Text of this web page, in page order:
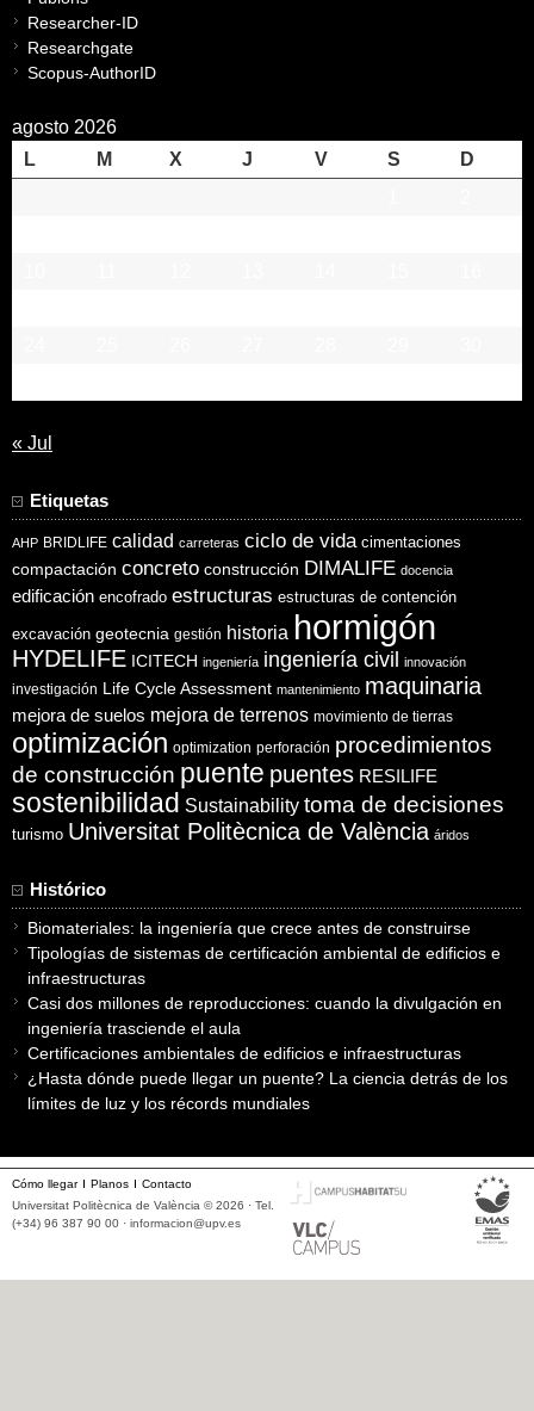
Researcher-ID
Researchgate
Scopus-AuthorID
agosto 2026
L
M X J V S
D
« Jul
Etiquetas
AHP BRIDLIFE calidad carreteras ciclo de vida cimentaciones
compactación concreto construcción DIMALIFE docencia
edificación encofrado estructuras estructuras de contención
excavación geotecnia gestión historia hormigón
HYDELIFE ICITECH ingeniería ingeniería civil innovación
investigación Life Cycle Assessment mantenimiento maquinaria
mejora de suelos mejora de terrenos movimiento de tierras
optimización optimization perforación procedimientos
de construcción puente puentes RESILIFE
sostenibilidad Sustainability toma de decisiones
turismo Universitat Politècnica de València áridos
Histórico
Biomateriales: la ingeniería que crece antes de construirse
Tipologías de sistemas de certificación ambiental de edificios e
infraestructuras
Casi dos millones de reproducciones: cuando la divulgación en
ingeniería trasciende el aula
Certificaciones ambientales de edificios e infraestructuras
¿Hasta dónde puede llegar un puente? La ciencia detrás de los
límites de luz y los récords mundiales
Cómo llegar Planos
Contacto
Universitat Politècnica de València © 2026 · Tel.
(+34) 96 387 90 00 · informacion@upv.es